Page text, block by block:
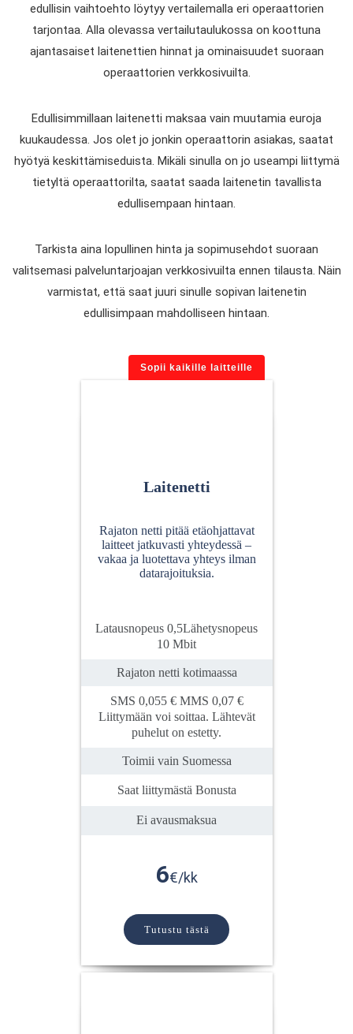
edullisin vaihtoehto löytyy vertailemalla eri operaattorien
tarjontaa. Alla olevassa vertailutaulukossa on koottuna
ajantasaiset laitenettien hinnat ja ominaisuudet suoraan
operaattorien verkkosivuilta.
Edullisimmillaan laitenetti maksaa vain muutamia euroja
kuukaudessa. Jos olet jo jonkin operaattorin asiakas, saatat
hyötyä keskittämiseduista. Mikäli sinulla on jo useampi liittymä
tietyltä operaattorilta, saatat saada laitenetin tavallista
edullisempaan hintaan.
Tarkista aina lopullinen hinta ja sopimusehdot suoraan
valitsemasi palveluntarjoajan verkkosivuilta ennen tilausta. Näin
varmistat, että saat juuri sinulle sopivan laitenetin
edullisimpaan mahdolliseen hintaan.
Sopii kaikille laitteille
Laitenetti
Rajaton netti pitää etäohjattavat
laitteet jatkuvasti yhteydessä –
vakaa ja luotettava yhteys ilman
datarajoituksia.
Latausnopeus 0,5Lähetysnopeus
10 Mbit
Rajaton netti kotimaassa
SMS 0,055 € MMS 0,07 €
Liittymään voi soittaa. Lähtevät
puhelut on estetty.
Toimii vain Suomessa
Saat liittymästä Bonusta
Ei avausmaksua
6€/kk
Tutustu tästä